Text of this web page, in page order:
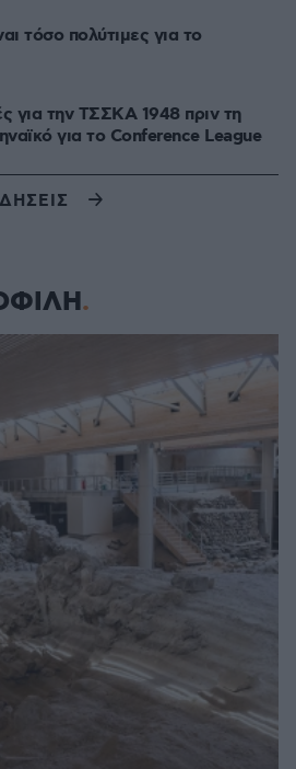
τόσο πολύτιμες για το
για την ΤΣΣΚΑ 1948 πριν τη
για το Conference League